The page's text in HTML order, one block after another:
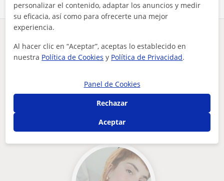
Otros profesores de Ballet en Madrid que
pueden interesarte
personalizar el contenido, adaptar los anuncios y medir
su eficacia, así como para ofrecerte una mejor
experiencia.
Al hacer clic en “Aceptar”, aceptas lo establecido en
nuestra Política de Cookies y Política de Privacidad.
Panel de Cookies
Rechazar
Aceptar